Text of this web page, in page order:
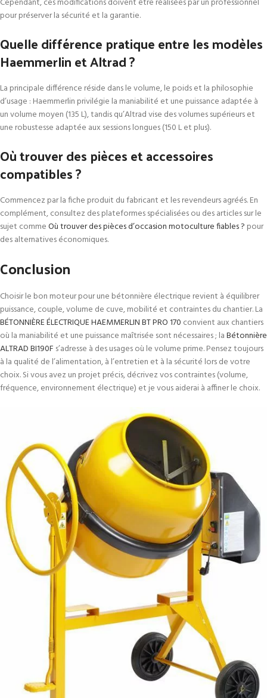
Cependant, ces modifications doivent être réalisées par un professionnel
pour préserver la sécurité et la garantie.
Quelle différence pratique entre les modèles
Haemmerlin et Altrad ?
La principale différence réside dans le volume, le poids et la philosophie
d’usage : Haemmerlin privilégie la maniabilité et une puissance adaptée à
un volume moyen (135 L), tandis qu’Altrad vise des volumes supérieurs et
une robustesse adaptée aux sessions longues (150 L et plus).
Où trouver des pièces et accessoires
compatibles ?
Commencez par la fiche produit du fabricant et les revendeurs agréés. En
complément, consultez des plateformes spécialisées ou des articles sur le
sujet commeOù trouver des pièces d’occasion motoculture fiables ? pour
des alternatives économiques.
Conclusion
Choisir le bon moteur pour une bétonnière électrique revient à équilibrer
puissance, couple, volume de cuve, mobilité et contraintes du chantier. La
BÉTONNIÈRE ÉLECTRIQUE HAEMMERLIN BT PRO 170 convient aux chantiers
où la maniabilité et une puissance maîtrisée sont nécessaires ; laBétonnière
ALTRAD BI190F s’adresse à des usages où le volume prime. Pensez toujours
à la qualité de l’alimentation, à l’entretien et à la sécurité lors de votre
choix. Si vous avez un projet précis, décrivez vos contraintes (volume,
fréquence, environnement électrique) et je vous aiderai à affiner le choix.